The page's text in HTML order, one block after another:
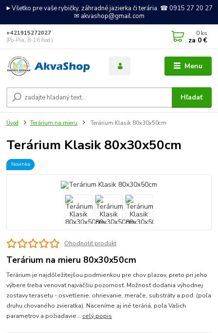
►Všetko pre vaše rybičky, záhradné jazierka či terária. ☎ 0915 27 20 27
✉ akvashop@gmail.com
Menu
Hľadať
+421915272027
(Po-Pia, 8-16 hod.)
0 ks
za 0 €
Úvod Terárium na mieru Terárium Klasik 80x30x50cm
Terárium Klasik 80x30x50cm
Novinka
Ohodnotiť produkt
Terárium na mieru 80x30x50cm
Terárium je najdôležitejšou podmienkou pre chov plazov, preto pri jeho
výbere treba venovať najväčšiu pozornosť. Možnosť dodania výhodnej
zostavy terasetu - osvetlenie, ohrievanie, merače, substráty a pod. (poľa
druhu chovaného zvieratka). Naceníme aj iné teráriá, poľa Vašich
parametrov a požiadavie... celý popis